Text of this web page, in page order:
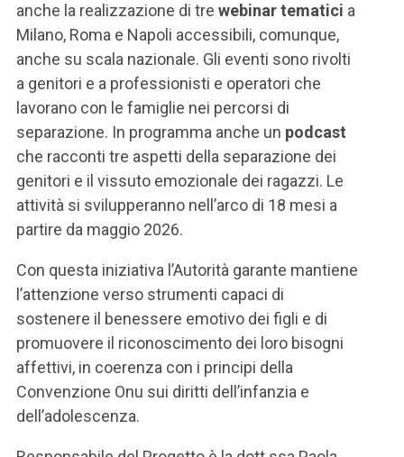
anche la realizzazione di tre webinar tematici a
Milano, Roma e Napoli accessibili, comunque,
anche su scala nazionale. Gli eventi sono rivolti
a genitori e a professionisti e operatori che
lavorano con le famiglie nei percorsi di
separazione. In programma anche un podcast
che racconti tre aspetti della separazione dei
genitori e il vissuto emozionale dei ragazzi. Le
attività si svilupperanno nell’arco di 18 mesi a
partire da maggio 2026.
Con questa iniziativa l’Autorità garante mantiene
l’attenzione verso strumenti capaci di
sostenere il benessere emotivo dei figli e di
promuovere il riconoscimento dei loro bisogni
affettivi, in coerenza con i principi della
Convenzione Onu sui diritti dell’infanzia e
dell’adolescenza.